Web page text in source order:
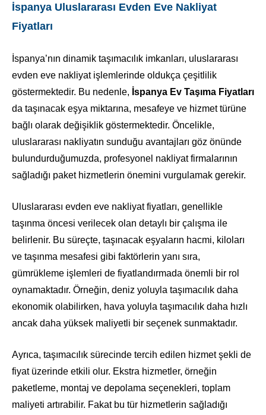
İspanya Uluslararası Evden Eve Nakliyat
Fiyatları
İspanya’nın dinamik taşımacılık imkanları, uluslararası
evden eve nakliyat işlemlerinde oldukça çeşitlilik
göstermektedir. Bu nedenle, İspanya Ev Taşıma Fiyatları
da taşınacak eşya miktarına, mesafeye ve hizmet türüne
bağlı olarak değişiklik göstermektedir. Öncelikle,
uluslararası nakliyatın sunduğu avantajları göz önünde
bulundurduğumuzda, profesyonel nakliyat firmalarının
sağladığı paket hizmetlerin önemini vurgulamak gerekir.
Uluslararası evden eve nakliyat fiyatları, genellikle
taşınma öncesi verilecek olan detaylı bir çalışma ile
belirlenir. Bu süreçte, taşınacak eşyaların hacmi, kiloları
ve taşınma mesafesi gibi faktörlerin yanı sıra,
gümrükleme işlemleri de fiyatlandırmada önemli bir rol
oynamaktadır. Örneğin, deniz yoluyla taşımacılık daha
ekonomik olabilirken, hava yoluyla taşımacılık daha hızlı
ancak daha yüksek maliyetli bir seçenek sunmaktadır.
Ayrıca, taşımacılık sürecinde tercih edilen hizmet şekli de
fiyat üzerinde etkili olur. Ekstra hizmetler, örneğin
paketleme, montaj ve depolama seçenekleri, toplam
maliyeti artırabilir. Fakat bu tür hizmetlerin sağladığı